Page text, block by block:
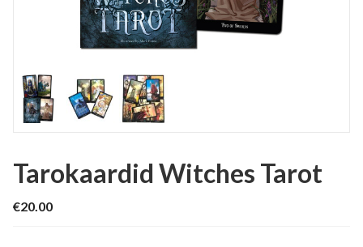
Tarokaardid Witches Tarot
€20.00